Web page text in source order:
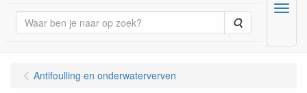
Zoeken
Menu
Antifoulling en onderwaterverven